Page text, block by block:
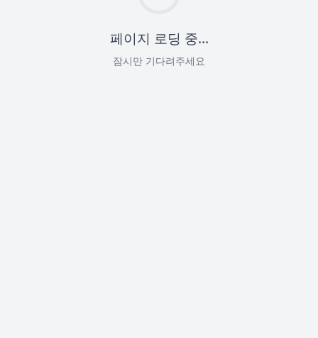
페이지 로딩 중...
잠시만 기다려주세요